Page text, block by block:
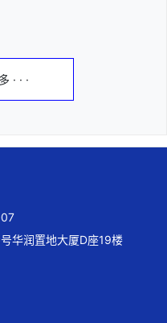
· · ·
华润置地大厦D座19楼